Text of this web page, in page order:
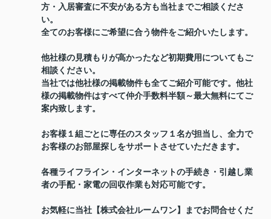
方・入居審査に不安がある方も当社までご相談くださ
い。
全てのお客様にご希望に合う物件をご紹介いたします。
他社様の見積もりが高かったなど初期費用についてもご
相談ください。
当社では他社様の掲載物件も全てご紹介可能です。他社
様の掲載物件はすべて仲介手数料半額～最大無料にてご
案内致します。
お客様１組ごとに専任のスタッフ１名が担当し、全力で
お客様のお部屋探しをサポートさせていただきます。
各種ライフライン・インターネットの手続き・引越し業
者の手配・家電の回収作業も対応可能です。
お気軽に当社【株式会社ルームワン】までお問合せくだ